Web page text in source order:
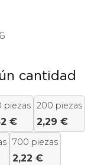
cantidad
piezas
€
200 piezas
2,29 €
700 piezas
2,22 €